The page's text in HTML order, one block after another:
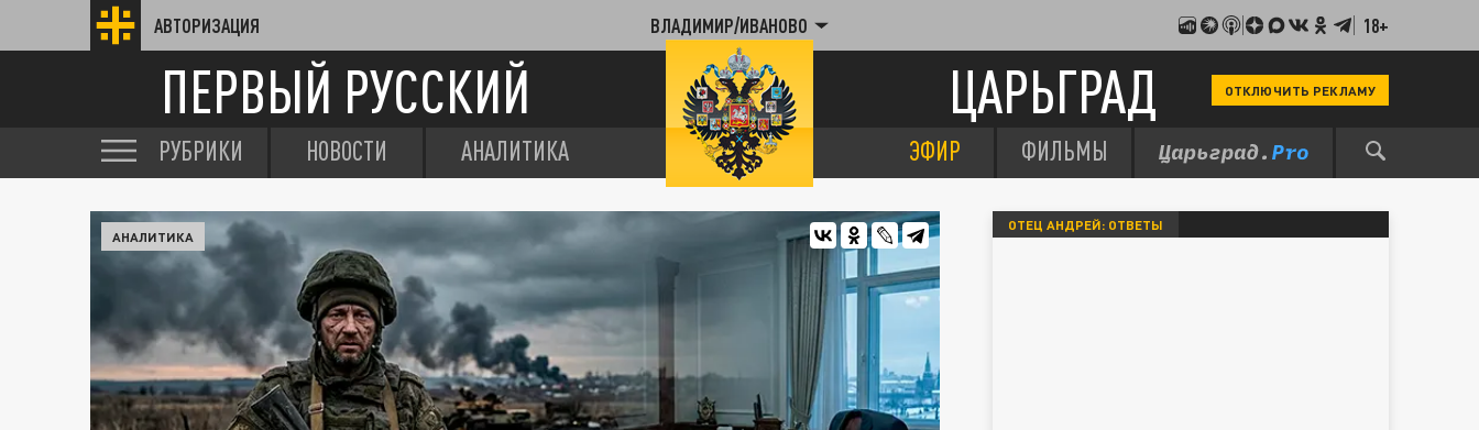
АВТОРИЗАЦИЯ ВЛАДИМИР/ИВАНОВО 18+
ПЕРВЫЙ РУССКИЙ ЦАРЬГРАД ОТКЛЮЧИТЬ РЕКЛАМУ
РУБРИКИ НОВОСТИ АНАЛИТИКА ЭФИР ФИЛЬМЫ
АНАЛИТИКА
ОТЕЦ АНДРЕЙ: ОТВЕТЫ